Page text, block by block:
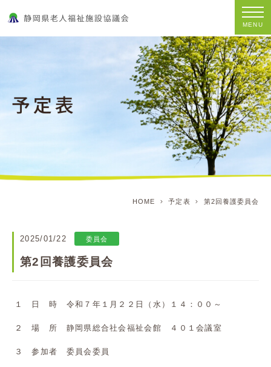
MENU
HOME 予定表 第2回養護委員会
2025/01/22 委員会
第2回養護委員会
１ 日 時 令和７年１月２２日（水）１４：００～
２ 場 所 静岡県総合社会福祉会館 ４０１会議室
３ 参加者 委員会委員